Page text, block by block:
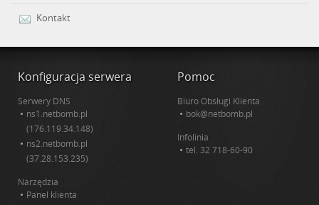
Kontakt
Konfiguracja serwera
Serwery DNS
ns1.netbomb.pl
(176.119.34.148)
ns2.netbomb.pl
(37.28.153.235)
Narzędzia
Panel klienta
Pomoc
Biuro Obsługi Klienta
bok@netbomb.pl
Infolinia
tel. 32 718-60-90